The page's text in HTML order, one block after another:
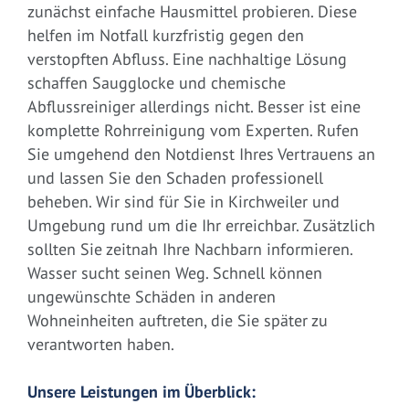
zunächst einfache Hausmittel probieren. Diese
helfen im Notfall kurzfristig gegen den
verstopften Abfluss. Eine nachhaltige Lösung
schaffen Saugglocke und chemische
Abflussreiniger allerdings nicht. Besser ist eine
komplette Rohrreinigung vom Experten. Rufen
Sie umgehend den Notdienst Ihres Vertrauens an
und lassen Sie den Schaden professionell
beheben. Wir sind für Sie in Kirchweiler und
Umgebung rund um die Ihr erreichbar. Zusätzlich
sollten Sie zeitnah Ihre Nachbarn informieren.
Wasser sucht seinen Weg. Schnell können
ungewünschte Schäden in anderen
Wohneinheiten auftreten, die Sie später zu
verantworten haben.
Unsere Leistungen im Überblick: